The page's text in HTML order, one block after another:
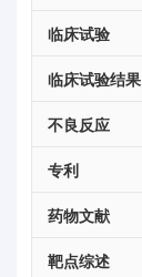
临床试验
临床试验结果
不良反应
专利
药物文献
靶点综述